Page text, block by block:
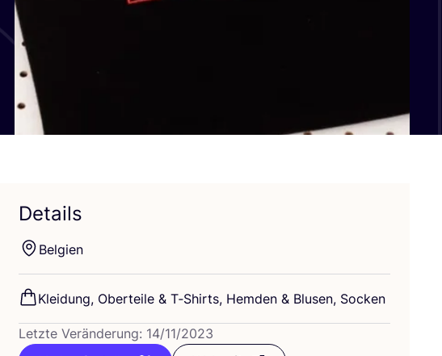
Details
Bel­gi­en
Klei­dung, Ober­tei­le & T‑Shirts, Hem­den & Blu­sen, Socken
Letzte Veränderung: 14/11/2023